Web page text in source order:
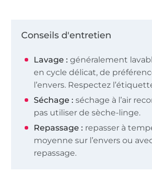
Conseils d'entretien
Lavage : généralement
en cycle délicat, de
l’envers. Respectez
Séchage : séchage à l’air
pas utiliser de sèche-linge.
Repassage : repasser à
moyenne sur l’envers ou
repassage.